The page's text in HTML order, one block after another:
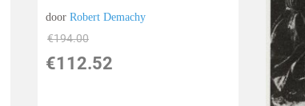
doorRobert Demachy
€194.00
€112.52